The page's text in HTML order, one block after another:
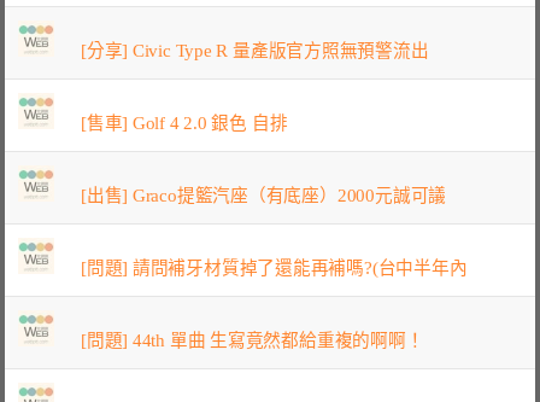
[分享] Civic Type R 量產版官方照無預警流出
[售車] Golf 4 2.0 銀色 自排
[出售] Graco提籃汽座（有底座）2000元誠可議
[問題] 請問補牙材質掉了還能再補嗎?(台中半年內
[問題] 44th 單曲 生寫竟然都給重複的啊啊！